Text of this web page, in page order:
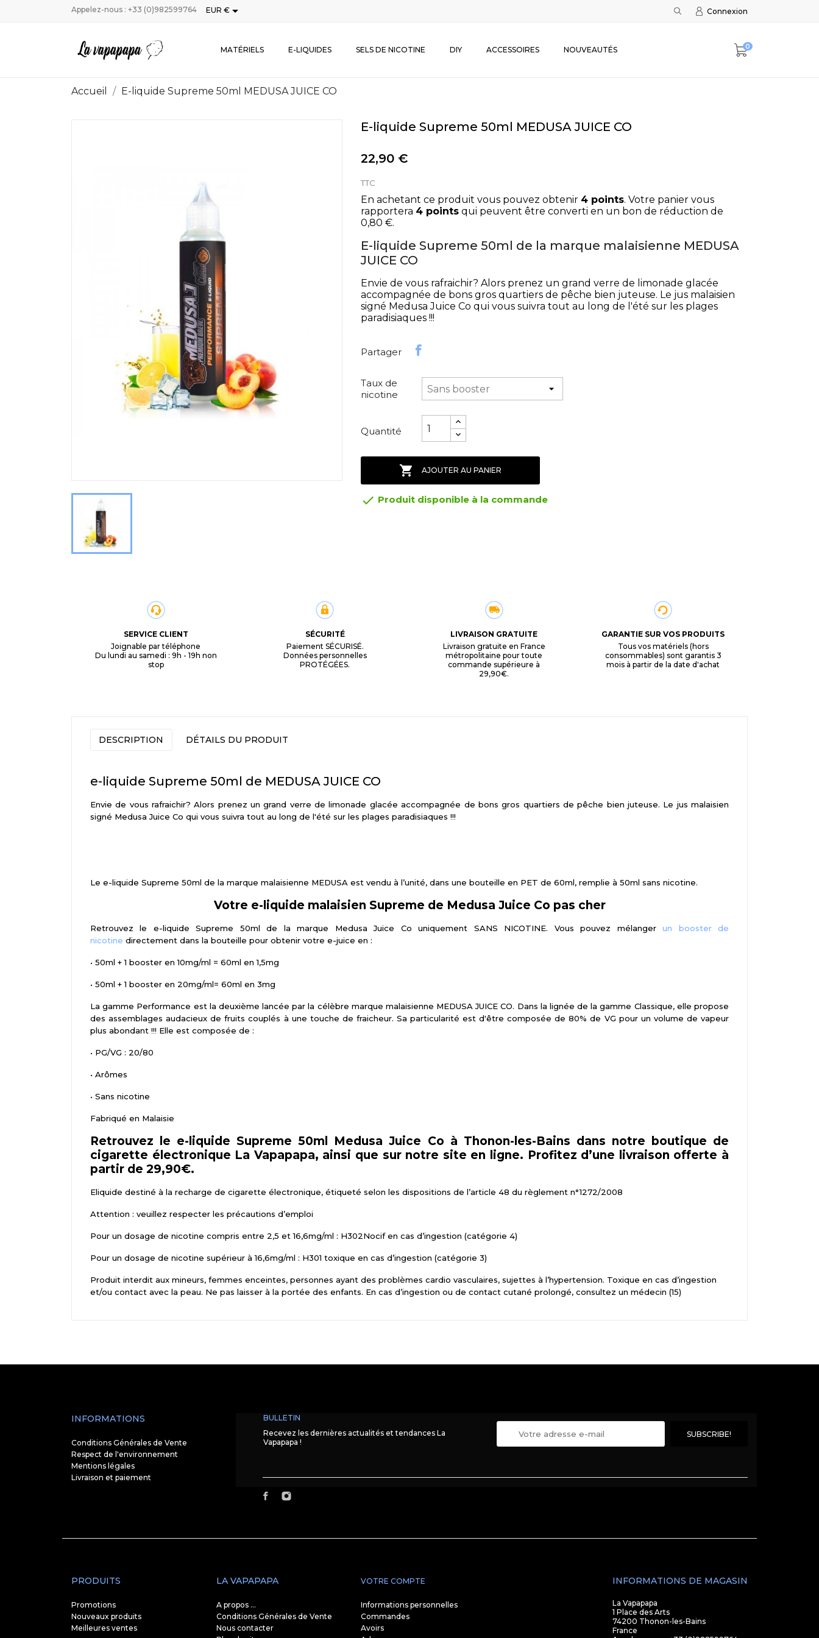
Appelez-nous : +33 (0)982599764 EUR € Connexion
MATÉRIELS E-LIQUIDES SELS DE NICOTINE DIY ACCESSOIRES NOUVEAUTÉS 0
Accueil E-liquide Supreme 50ml MEDUSA JUICE CO
E-liquide Supreme 50ml MEDUSA JUICE CO
22,90 €
TTC
En achetant ce produit vous pouvez obtenir 4 points. Votre panier vous
rapportera 4 points qui peuvent être converti en un bon de réduction de
0,80 €.
E-liquide Supreme 50ml de la marque malaisienne MEDUSA
JUICE CO
Envie de vous rafraichir? Alors prenez un grand verre de limonade glacée
accompagnée de bons gros quartiers de pêche bien juteuse. Le jus malaisien
signé Medusa Juice Co qui vous suivra tout au long de l'été sur les plages
paradisiaques !!!
Partager
Taux de
nicotine
Quantité
 AJOUTER AU PANIER
 Produit disponible à la commande
SERVICE CLIENT
Joignable par téléphone
Du lundi au samedi : 9h - 19h non
stop
SÉCURITÉ
Paiement SÉCURISÉ.
Données personnelles
PROTÉGÉES.
LIVRAISON GRATUITE
Livraison gratuite en France
métropolitaine pour toute
commande supérieure à
29,90€.
GARANTIE SUR VOS PRODUITS
Tous vos matériels (hors
consommables) sont garantis 3
mois à partir de la date d'achat
DESCRIPTION DÉTAILS DU PRODUIT
e-liquide Supreme 50ml de MEDUSA JUICE CO
Envie de vous rafraichir? Alors prenez un grand verre de limonade glacée accompagnée de bons gros quartiers de pêche bien juteuse. Le jus malaisien
signé Medusa Juice Co qui vous suivra tout au long de l'été sur les plages paradisiaques !!!
Le e-liquide Supreme 50ml de la marque malaisienne MEDUSA est vendu à l’unité, dans une bouteille en PET de 60ml, remplie à 50ml sans nicotine.
Votre e-liquide malaisien Supreme de Medusa Juice Co pas cher
Retrouvez le e-liquide Supreme 50ml de la marque Medusa Juice Co uniquement SANS NICOTINE. Vous pouvez mélangerun booster de
nicotine directement dans la bouteille pour obtenir votre e-juice en :
• 50ml + 1 booster en 10mg/ml = 60ml en 1,5mg
• 50ml + 1 booster en 20mg/ml= 60ml en 3mg
La gamme Performance est la deuxième lancée par la célèbre marque malaisienne MEDUSA JUICE CO. Dans la lignée de la gamme Classique, elle propose
des assemblages audacieux de fruits couplés à une touche de fraicheur. Sa particularité est d'être composée de 80% de VG pour un volume de vapeur
plus abondant !!! Elle est composée de :
• PG/VG : 20/80
• Arômes
• Sans nicotine
Fabriqué en Malaisie
Retrouvez le e-liquide Supreme 50ml Medusa Juice Co à Thonon-les-Bains dans notre boutique de
cigarette électronique La Vapapapa, ainsi que sur notre site en ligne. Profitez d’une livraison offerte à
partir de 29,90€.
Eliquide destiné à la recharge de cigarette électronique, étiqueté selon les dispositions de l’article 48 du règlement n°1272/2008
Attention : veuillez respecter les précautions d’emploi
Pour un dosage de nicotine compris entre 2,5 et 16,6mg/ml : H302Nocif en cas d’ingestion (catégorie 4)
Pour un dosage de nicotine supérieur à 16,6mg/ml : H301 toxique en cas d’ingestion (catégorie 3)
Produit interdit aux mineurs, femmes enceintes, personnes ayant des problèmes cardio vasculaires, sujettes à l’hypertension. Toxique en cas d’ingestion
et/ou contact avec la peau. Ne pas laisser à la portée des enfants. En cas d’ingestion ou de contact cutané prolongé, consultez un médecin (15)
INFORMATIONS
Conditions Générales de Vente
Respect de l'environnement
Mentions légales
Livraison et paiement
BULLETIN
Recevez les dernières actualités et tendances La
Vapapapa !
PRODUITS
Promotions
Nouveaux produits
Meilleures ventes
LA VAPAPAPA
A propos ...
Conditions Générales de Vente
Nous contacter
VOTRE COMPTE
Informations personnelles
Commandes
Avoirs
INFORMATIONS DE MAGASIN
La Vapapapa
1 Place des Arts
74200 Thonon-les-Bains
France